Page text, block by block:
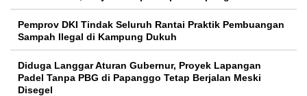
Pemprov DKI Tindak Seluruh Rantai Praktik Pembuangan
Sampah Ilegal di Kampung Dukuh
Diduga Langgar Aturan Gubernur, Proyek Lapangan
Padel Tanpa PBG di Papanggo Tetap Berjalan Meski
Disegel